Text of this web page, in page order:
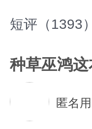
短评（1393）
种草巫鸿
匿名